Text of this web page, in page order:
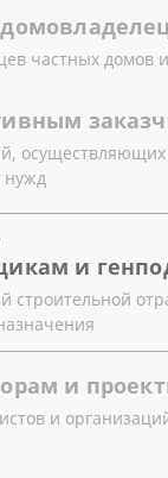
частных домов
осуществляющих
нужд
и
строительной
и
и